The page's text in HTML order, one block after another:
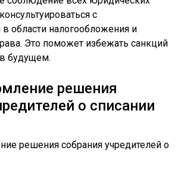
с
области налогообложения и
Это поможет избежать санкций
будущем.
решения
о списании